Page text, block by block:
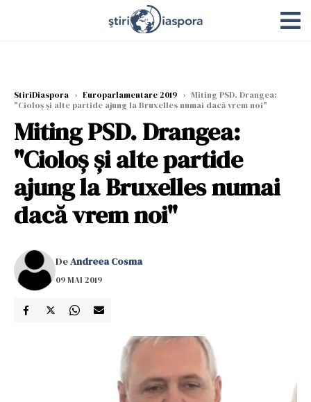
StiriDiaspora › Europarlamentare 2019 › Miting PSD. Drangea:
"Cioloş şi alte partide ajung la Bruxelles numai dacă vrem noi"
Miting PSD. Drangea:
"Cioloş şi alte partide
ajung la Bruxelles numai
dacă vrem noi"
DeAndreea Cosma
09 MAI 2019